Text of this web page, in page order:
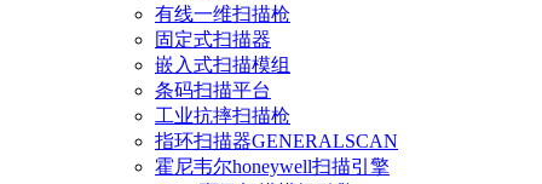
有线一维扫描枪
固定式扫描器
嵌入式扫描模组
条码扫描平台
工业抗摔扫描枪
指环扫描器GENERALSCAN
霍尼韦尔honeywell扫描引擎